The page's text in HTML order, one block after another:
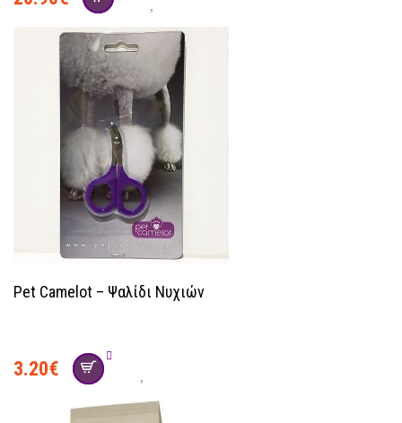
Pet Camelot – Ψαλίδι Νυχιών
3.20€